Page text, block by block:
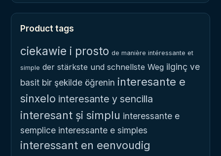
Product tags
ciekawie i prosto de manière intéressante et
simple der stärkste und schnellste Weg ilginç ve
basit bir şekilde öğrenin interesante e
sinxelo interesante y sencilla
interesant și simplu interessante e
semplice interessante e simples
interessant en eenvoudig